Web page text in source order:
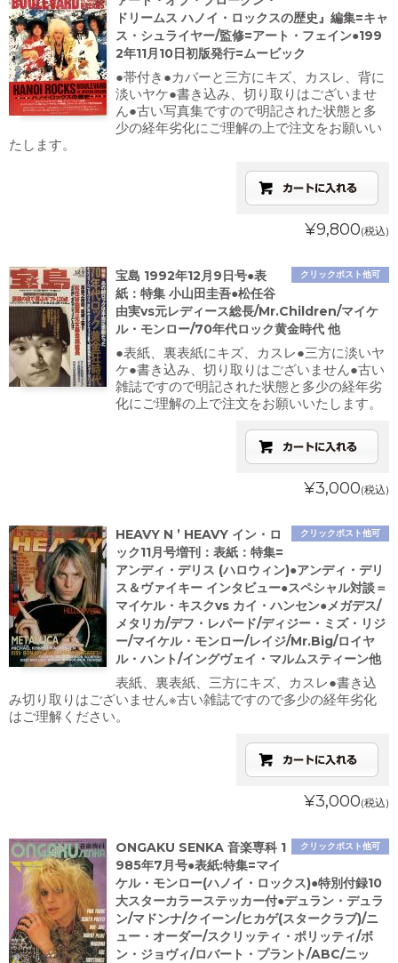
ドリームス ハノイ・ロックスの歴史』編集=キャ
ス・シュライヤー/監修=アート・フェイン●199
2年11月10日初版発行=ムービック
●帯付き●カバーと三方にキズ、カスレ、背に
淡いヤケ●書き込み、切り取りはございませ
ん●古い写真集ですので明記された状態と多
少の経年劣化にご理解の上で注文をお願いい
たします。
¥9,800(税込)
クリックポスト他可
宝島 1992年12月9日号●表
紙：特集 小山田圭吾●松任谷
由実vs元レディース総長/Mr.Children/マイケ
ル・モンロー/70年代ロック黄金時代 他
●表紙、裏表紙にキズ、カスレ●三方に淡いヤ
ケ●書き込み、切り取りはございません●古い
雑誌ですので明記された状態と多少の経年劣
化にご理解の上で注文をお願いいたします。
¥3,000(税込)
クリックポスト他可
HEAVY N ’ HEAVY イン・ロ
ック11月号増刊：表紙：特集=
アンディ・デリス (ハロウィン)●アンディ・デリ
ス＆ヴァイキー インタビュー●スペシャル対談＝
マイケル・キスクvs カイ・ハンセン●メガデス/
メタリカ/デフ・レパード/ディジー・ミズ・リジ
ー/マイケル・モンロー/レイジ/Mr.Big/ロイヤ
ル・ハント/イングヴェイ・マルムスティーン他
表紙、裏表紙、三方にキズ、カスレ●書き込
み切り取りはございません※古い雑誌ですので多少の経年劣化
はご理解ください。
¥3,000(税込)
クリックポスト他可
ONGAKU SENKA 音楽専科 1
985年7月号●表紙:特集=マイ
ケル・モンロー(ハノイ・ロックス)●特別付録10
大スターカラーステッカー付●デュラン・デュラ
ン/マドンナ/クイーン/ヒカゲ(スタークラブ)/ニ
ュー・オーダー/スクリッティ・ポリッティ/ボ
ン・ジョヴィ/ロバート・プラント/ABC/ニッ